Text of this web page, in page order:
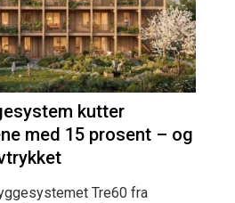
kutter
med 15 prosent – og
Tre60 fra